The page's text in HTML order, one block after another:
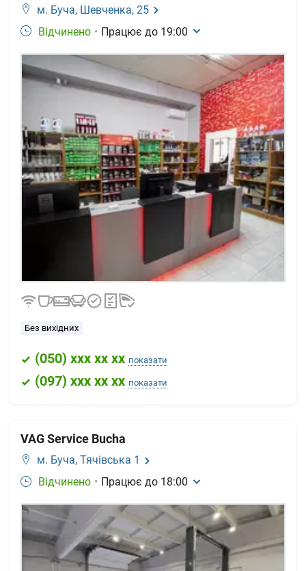
м. Буча, Шевченка, 25
Відчинено • Працює до 19:00
Без вихідних
(050) xxx xx xx показати
(097) xxx xx xx показати
VAG Service Bucha
м. Буча, Тячівська 1
Відчинено • Працює до 18:00